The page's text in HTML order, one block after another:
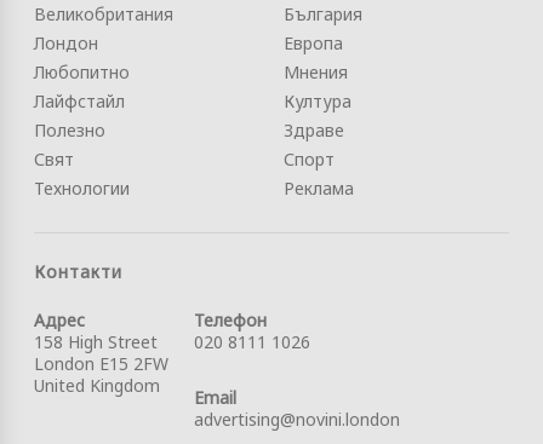
Великобритания
Лондон
Любопитно
Лайфстайл
Полезно
Свят
Технологии
България
Европа
Мнения
Култура
Здраве
Спорт
Реклама
Контакти
Адрес
158 High Street
London E15 2FW
United Kingdom
Телефон
020 8111 1026
Email
advertising@novini.london